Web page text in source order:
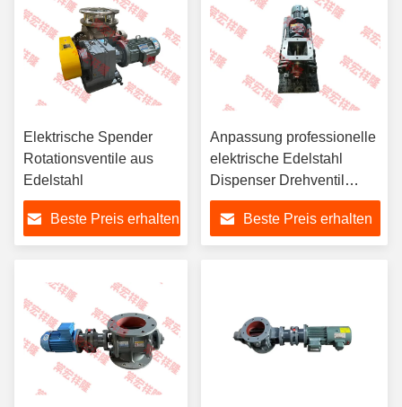
Elektrische Spender
Rotationsventile aus
Edelstahl
Beste Preis erhalten
Anpassung professionelle
elektrische Edelstahl
Dispenser Drehventil
pneumatische
Beste Preis erhalten